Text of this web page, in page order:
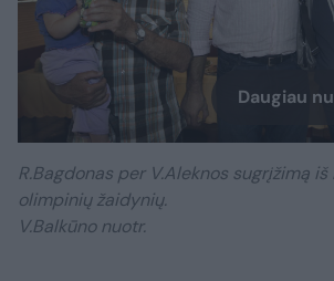
Daugiau
R.Bagdonas per V.Aleknos sugrįžimą iš
olimpinių žaidynių.
V.Balkūno nuotr.